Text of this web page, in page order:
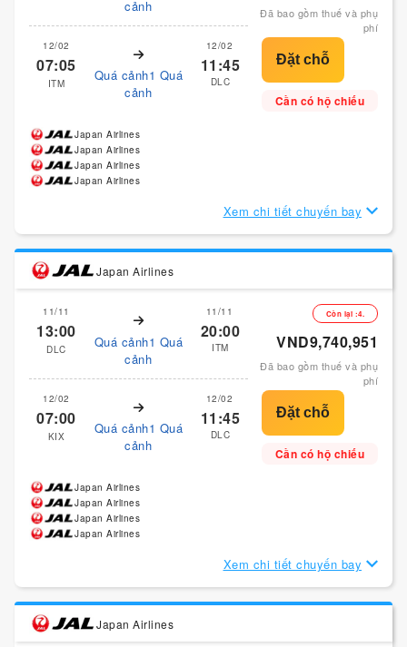
cảnh
12/02
07:05
ITM
Quá cảnh1 Quá
cảnh
12/02
11:45
DLC
Đã bao gồm thuế và phụ
phí
Cần có hộ chiếu
Japan Airlines
Japan Airlines
Japan Airlines
Japan Airlines
Xem chi tiết chuyến bay
Japan Airlines
11/11
13:00
DLC
Quá cảnh1 Quá
cảnh
11/11
20:00
ITM
12/02
07:00
KIX
Quá cảnh1 Quá
cảnh
12/02
11:45
DLC
Còn lại :4.
VND9,740,951
Đã bao gồm thuế và phụ
phí
Cần có hộ chiếu
Japan Airlines
Japan Airlines
Japan Airlines
Japan Airlines
Xem chi tiết chuyến bay
Japan Airlines